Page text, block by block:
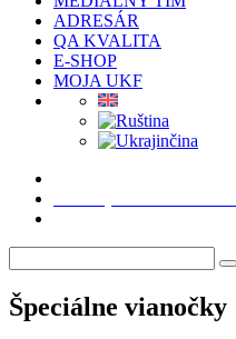
ADRESÁR
QA KVALITA
E-SHOP
MOJA UKF
Špeciálne vianočky